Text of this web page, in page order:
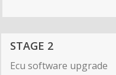
STAGE 2
Ecu software upgrade